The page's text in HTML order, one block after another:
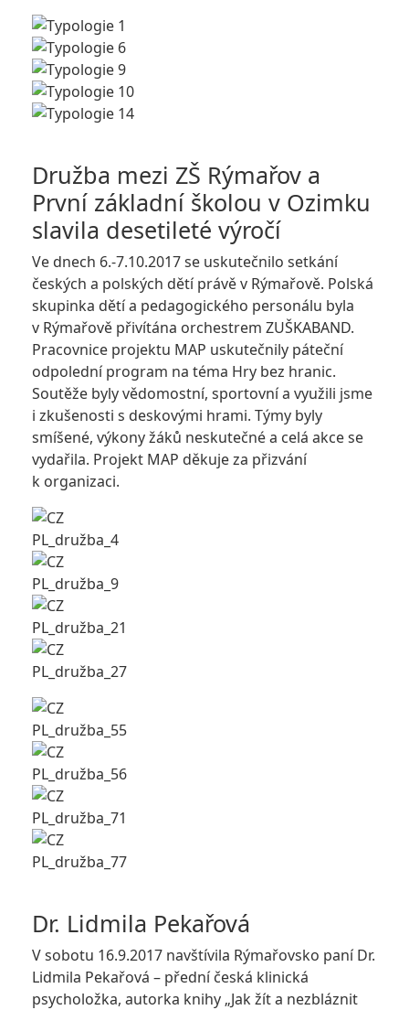
Družba mezi ZŠ Rýmařov a
První základní školou v Ozimku
slavila desetileté výročí
Ve dnech 6.-7.10.2017 se uskutečnilo setkání
českých a polských dětí právě v Rýmařově. Polská
skupinka dětí a pedagogického personálu byla
v Rýmařově přivítána orchestrem ZUŠKABAND.
Pracovnice projektu MAP uskutečnily páteční
odpolední program na téma Hry bez hranic.
Soutěže byly vědomostní, sportovní a využili jsme
i zkušenosti s deskovými hrami. Týmy byly
smíšené, výkony žáků neskutečné a celá akce se
vydařila. Projekt MAP děkuje za přizvání
k organizaci.
Dr. Lidmila Pekařová
V sobotu 16.9.2017 navštívila Rýmařovsko paní Dr.
Lidmila Pekařová – přední česká klinická
psycholožka, autorka knihy „Jak žít a nezbláznit